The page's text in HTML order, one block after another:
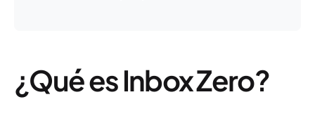
¿Qué es Inbox Zero?